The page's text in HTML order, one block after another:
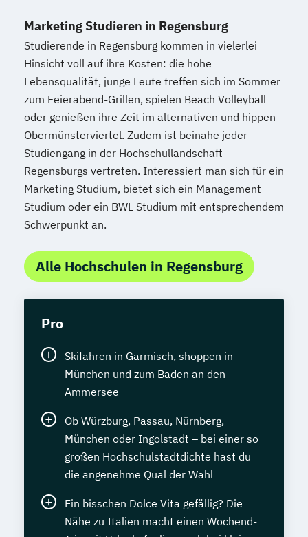
Marketing Studieren in Regensburg
Studierende in Regensburg kommen in vielerlei
Hinsicht voll auf ihre Kosten: die hohe
Lebensqualität, junge Leute treffen sich im Sommer
zum Feierabend-Grillen, spielen Beach Volleyball
oder genießen ihre Zeit im alternativen und hippen
Obermünsterviertel. Zudem ist beinahe jeder
Studiengang in der Hochschullandschaft
Regensburgs vertreten. Interessiert man sich für ein
Marketing Studium, bietet sich ein Management
Studium oder ein BWL Studium mit entsprechendem
Schwerpunkt an.
Alle Hochschulen in Regensburg
Pro
Skifahren in Garmisch, shoppen in
München und zum Baden an den
Ammersee
Ob Würzburg, Passau, Nürnberg,
München oder Ingolstadt – bei einer so
großen Hochschulstadtdichte hast du
die angenehme Qual der Wahl
Ein bisschen Dolce Vita gefällig? Die
Nähe zu Italien macht einen Wochend-